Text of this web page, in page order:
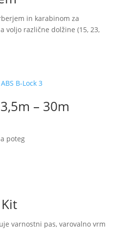
in karabinom za
voljo različne dolžine (15, 23,
ABS B-Lock 3
– 30m
poteg
varnostni pas, varovalno vrm